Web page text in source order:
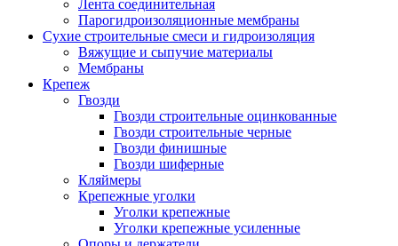
Лента соединительная
Парогидроизоляционные мембраны
Сухие строительные смеси и гидроизоляция
Вяжущие и сыпучие материалы
Мембраны
Крепеж
Гвозди
Гвозди строительные оцинкованные
Гвозди строительные черные
Гвозди финишные
Гвозди шиферные
Кляймеры
Крепежные уголки
Уголки крепежные
Уголки крепежные усиленные